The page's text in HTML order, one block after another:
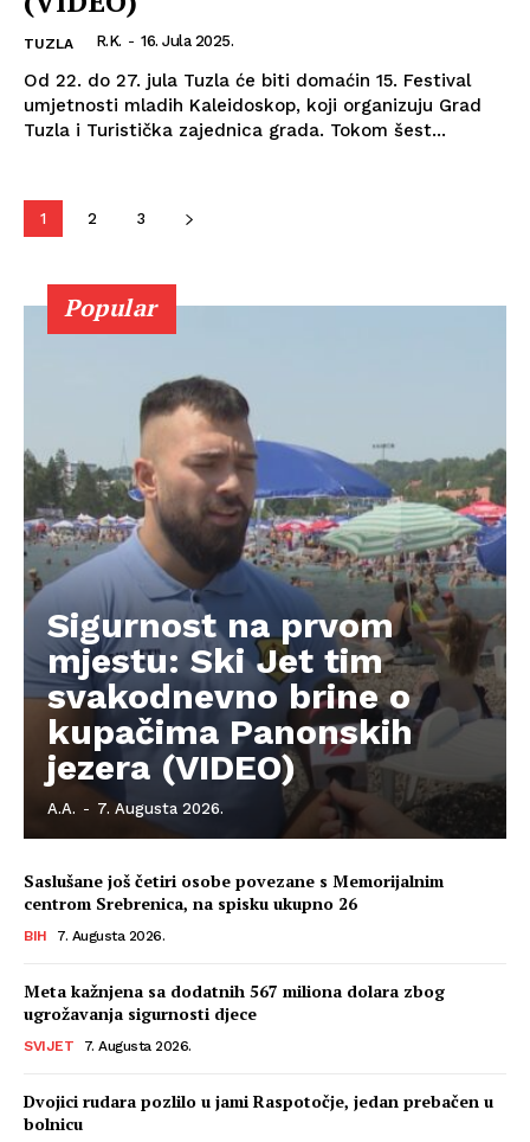
O nama
Kontakt
Impressum
TUZLA R.K. - 16. Jula 2025.
Od 22. do 27. jula Tuzla će biti domaćin 15. Festival
umjetnosti mladih Kaleidoskop, koji organizuju Grad
Tuzla i Turistička zajednica grada. Tokom šest...
1 2 3
Popular
Sigurnost na prvom
mjestu: Ski Jet tim
svakodnevno brine o
kupačima Panonskih
jezera (VIDEO)
A.A. - 7. Augusta 2026.
Saslušane još četiri osobe povezane s Memorijalnim
centrom Srebrenica, na spisku ukupno 26
BIH 7. Augusta 2026.
Meta kažnjena sa dodatnih 567 miliona dolara zbog
ugrožavanja sigurnosti djece
SVIJET 7. Augusta 2026.
Dvojici rudara pozlilo u jami Raspotočje, jedan prebačen u
bolnicu